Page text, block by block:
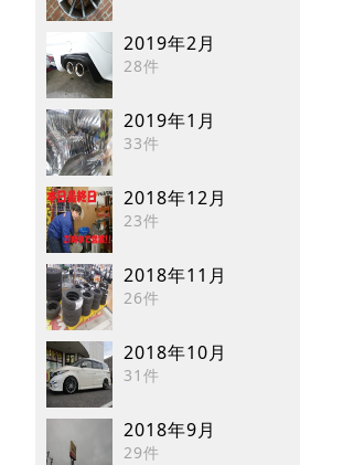
2019年2月
28件
2019年1月
33件
2018年12月
23件
2018年11月
26件
2018年10月
31件
2018年9月
29件